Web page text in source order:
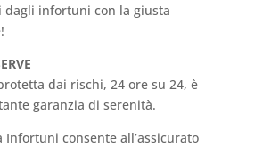
dagli infortuni con la giusta
dai rischi, 24 ore su 24, è
garanzia di serenità.
Infortuni consente all’assicurato